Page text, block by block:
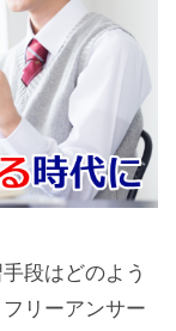
段はどのよう
リーアンサー